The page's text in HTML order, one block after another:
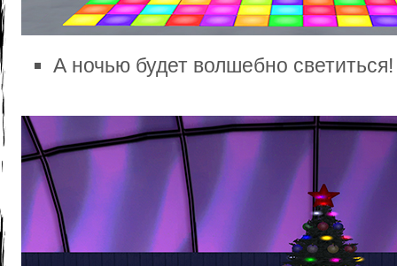
А ночью будет волшебно